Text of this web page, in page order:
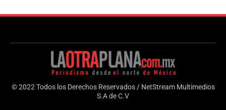
© 2022 Todos los Derechos Reservados / NetStream Multimedios
S.A de C.V